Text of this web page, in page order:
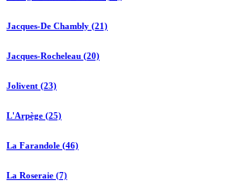
Jacques-De Chambly (21)
Jacques-Rocheleau (20)
Jolivent (23)
L'Arpège (25)
La Farandole (46)
La Roseraie (7)